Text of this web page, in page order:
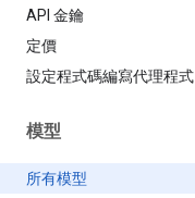
API 金鑰
定價
設定程式碼編寫代理程式
模型
所有模型